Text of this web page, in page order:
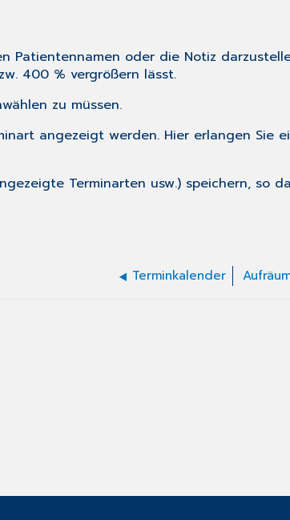
Patientennamen oder die Notiz
400 % vergrößern lässt.
zu müssen.
angezeigt werden. Hier erlangen Sie
Terminarten usw.) speichern, so
Terminkalender